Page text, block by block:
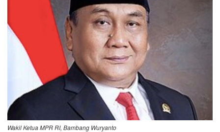
Wakil Ketua MPR RI, Bambang Wuryanto